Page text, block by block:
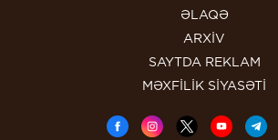
ƏLAQƏ
ARXİV
SAYTDA REKLAM
MƏXFİLİK SİYASƏTİ